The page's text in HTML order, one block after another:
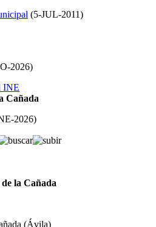
(5-JUL-2011)
2026)
Cañada
2026)
la Cañada
(Ávila)